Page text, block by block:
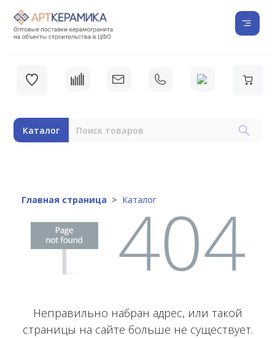
Каталог
Главная страница Каталог
Неправильно набран адрес, или такой
страницы на сайте больше не существует.